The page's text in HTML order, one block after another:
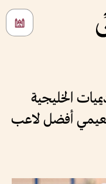
الخليجية
أفضل لاعب